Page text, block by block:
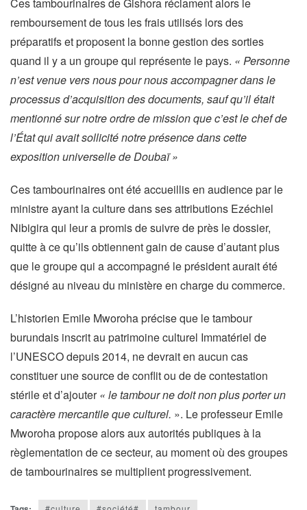
Ces tambourinaires de Gishora réclament alors le
remboursement de tous les frais utilisés lors des
préparatifs et proposent la bonne gestion des sorties
quand il y a un groupe qui représente le pays. « Personne
n’est venue vers nous pour nous accompagner dans le
processus d’acquisition des documents, sauf qu’il était
mentionné sur notre ordre de mission que c’est le chef de
l’État qui avait sollicité notre présence dans cette
exposition universelle de Doubaï »
Ces tambourinaires ont été accueillis en audience par le
ministre ayant la culture dans ses attributions Ezéchiel
Nibigira qui leur a promis de suivre de près le dossier,
quitte à ce qu’ils obtiennent gain de cause d’autant plus
que le groupe qui a accompagné le président aurait été
désigné au niveau du ministère en charge du commerce.
L’historien Emile Mworoha précise que le tambour
burundais inscrit au patrimoine culturel Immatériel de
l’UNESCO depuis 2014, ne devrait en aucun cas
constituer une source de conflit ou de de contestation
stérile et d’ajouter« le tambour ne doit non plus porter un
caractère mercantile que culturel. ». Le professeur Emile
Mworoha propose alors aux autorités publiques à la
règlementation de ce secteur, au moment où des groupes
de tambourinaires se multiplient progressivement.